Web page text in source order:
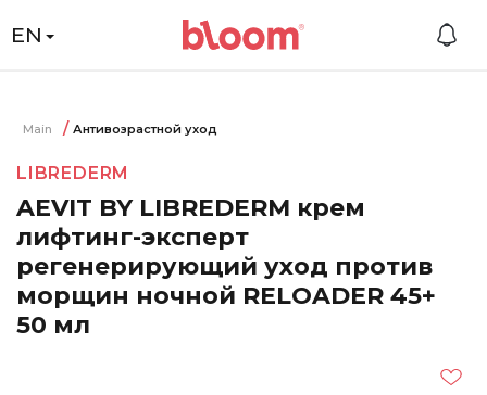
EN
Main Антивозрастной уход
LIBREDERM
AEVIT BY LIBREDERM крем
лифтинг-эксперт
регенерирующий уход против
морщин ночной RELOADER 45+
50 мл